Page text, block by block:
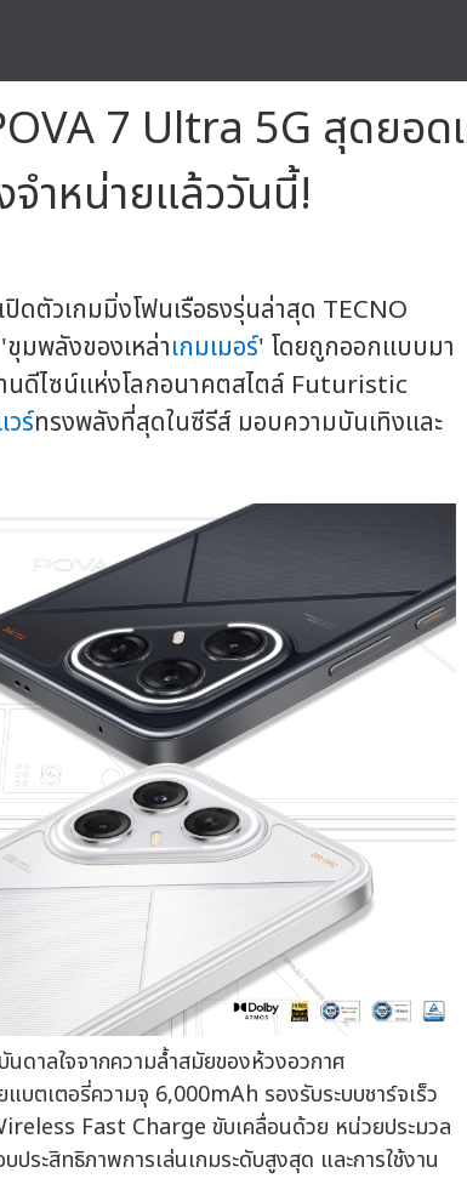
7 Ultra 5G สุดยอด
ำหน่ายแล้ววันนี้!
ดตัวเกมมิ่งโฟนเรือธงรุ่นล่าสุด TECNO
มพลังของเหล่าเกมเมอร์' โดยถูกออกแบบมา
นดีไซน์แห่งโลกอนาคตสไตล์ Futuristic
วร์ทรงพลังที่สุดในซีรีส์ มอบความบันเทิงและ
ดาลใจจากความล้ำสมัยของห้วงอวกาศ
เตอรี่ความจุ 6,000mAh รองรับระบบชาร์จเร็ว
Fast Charge ขับเคลื่อนด้วย หน่วยประมวล
สิทธิภาพการเล่นเกมระดับสูงสุด และการใช้งาน